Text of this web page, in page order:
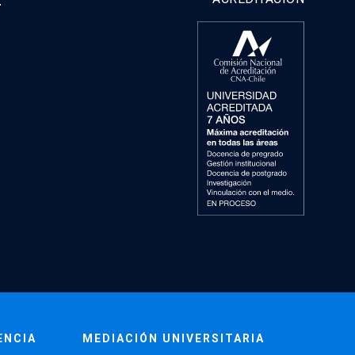
MEDIACIÓN UNIVERSITARIA